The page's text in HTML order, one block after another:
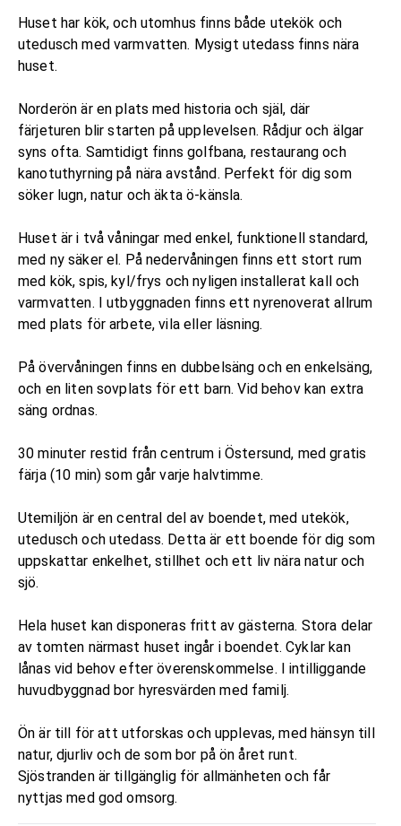
Huset har kök, och utomhus finns både utekök och
utedusch med varmvatten. Mysigt utedass finns nära
huset.
Norderön är en plats med historia och själ, där
färjeturen blir starten på upplevelsen. Rådjur och älgar
syns ofta. Samtidigt finns golfbana, restaurang och
kanotuthyrning på nära avstånd. Perfekt för dig som
söker lugn, natur och äkta ö-känsla.
Huset är i två våningar med enkel, funktionell standard,
med ny säker el. På nedervåningen finns ett stort rum
med kök, spis, kyl/frys och nyligen installerat kall och
varmvatten. I utbyggnaden finns ett nyrenoverat allrum
med plats för arbete, vila eller läsning.
På övervåningen finns en dubbelsäng och en enkelsäng,
och en liten sovplats för ett barn. Vid behov kan extra
säng ordnas.
30 minuter restid från centrum i Östersund, med gratis
färja (10 min) som går varje halvtimme.
Utemiljön är en central del av boendet, med utekök,
utedusch och utedass. Detta är ett boende för dig som
uppskattar enkelhet, stillhet och ett liv nära natur och
sjö.
Hela huset kan disponeras fritt av gästerna. Stora delar
av tomten närmast huset ingår i boendet. Cyklar kan
lånas vid behov efter överenskommelse. I intilliggande
huvudbyggnad bor hyresvärden med familj.
Ön är till för att utforskas och upplevas, med hänsyn till
natur, djurliv och de som bor på ön året runt.
Sjöstranden är tillgänglig för allmänheten och får
nyttjas med god omsorg.